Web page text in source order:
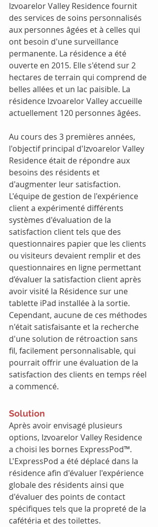
Izvoarelor Valley Residence fournit
des services de soins personnalisés
aux personnes âgées et à celles qui
ont besoin d'une surveillance
permanente. La résidence a été
ouverte en 2015. Elle s'étend sur 2
hectares de terrain qui comprend de
belles allées et un lac paisible. La
résidence Izvoarelor Valley accueille
actuellement 120 personnes âgées.
Au cours des 3 premières années,
l'objectif principal d'Izvoarelor Valley
Residence était de répondre aux
besoins des résidents et
d'augmenter leur satisfaction.
L'équipe de gestion de l'expérience
client a expérimenté différents
systèmes d'évaluation de la
satisfaction client tels que des
questionnaires papier que les clients
ou visiteurs devaient remplir et des
questionnaires en ligne permettant
d’évaluer la satisfaction client après
avoir visité la Résidence sur une
tablette iPad installée à la sortie.
Cependant, aucune de ces méthodes
n'était satisfaisante et la recherche
d'une solution de rétroaction sans
fil, facilement personnalisable, qui
pourrait offrir une évaluation de la
satisfaction des clients en temps réel
a commencé.
Solution
Après avoir envisagé plusieurs
options, Izvoarelor Valley Residence
a choisi les bornes ExpressPod™.
L'ExpressPod a été déplacé dans la
résidence afin d'évaluer l'expérience
globale des résidents ainsi que
d'évaluer des points de contact
spécifiques tels que la propreté de la
cafétéria et des toilettes.